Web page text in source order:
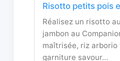
Risotto petits pois
Réalisez un risotto
jambon au
maîtrisée, riz arborio
garniture savour…